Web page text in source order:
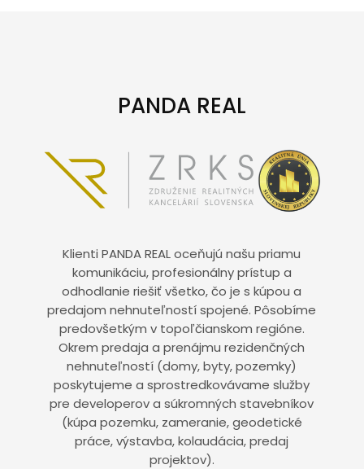
PANDA REAL
Klienti PANDA REAL oceňujú našu priamu
komunikáciu, profesionálny prístup a
odhodlanie riešiť všetko, čo je s kúpou a
predajom nehnuteľností spojené. Pôsobíme
predovšetkým v topoľčianskom regióne.
Okrem predaja a prenájmu rezidenčných
nehnuteľností (domy, byty, pozemky)
poskytujeme a sprostredkovávame služby
pre developerov a súkromných stavebníkov
(kúpa pozemku, zameranie, geodetické
práce, výstavba, kolaudácia, predaj
projektov).